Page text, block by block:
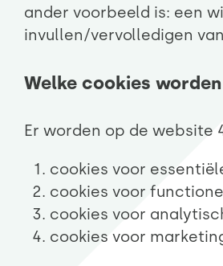
ander voorbeeld is: een
invullen/vervolledigen
Welke cookies
Er worden op de website
cookies voor
cookies voor
cookies voor
cookies voor